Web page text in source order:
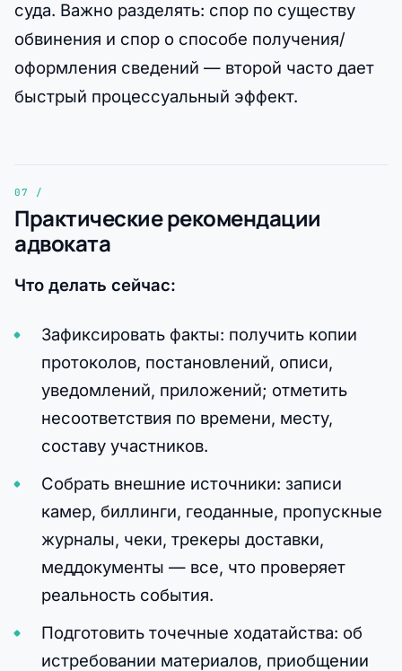
суда. Важно разделять: спор по существу
обвинения и спор о способе получения/
оформления сведений — второй часто дает
быстрый процессуальный эффект.
Практические рекомендации
адвоката
Что делать сейчас:
Зафиксировать факты: получить копии
протоколов, постановлений, описи,
уведомлений, приложений; отметить
несоответствия по времени, месту,
составу участников.
Собрать внешние источники: записи
камер, биллинги, геоданные, пропускные
журналы, чеки, трекеры доставки,
меддокументы — все, что проверяет
реальность события.
Подготовить точечные ходатайства: об
истребовании материалов, приобщении